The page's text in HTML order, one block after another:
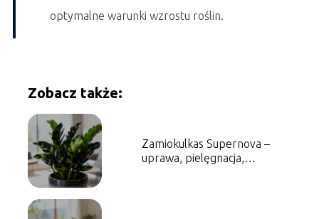
optymalne warunki wzrostu roślin.
Zobacz także:
Zamiokulkas Supernova –
uprawa, pielęgnacja,